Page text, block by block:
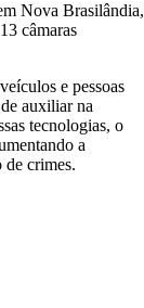
Nova Brasilândia,
câmaras
e pessoas
auxiliar na
tecnologias, o
a
de crimes.